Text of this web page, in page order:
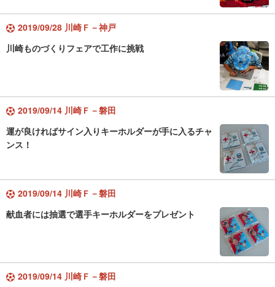
2019/09/28 川崎Ｆ－神戸
川崎ものづくりフェアで工作に挑戦
2019/09/14 川崎Ｆ－磐田
運が良ければサイン入りキーホルダーが手に入るチャ
ンス！
2019/09/14 川崎Ｆ－磐田
献血者には抽選で選手キーホルダーをプレゼント
2019/09/14 川崎Ｆ－磐田